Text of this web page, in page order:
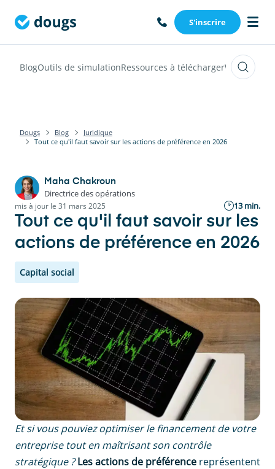
S'inscrire
BlogOutils de simulationRessources à téléchargerWebinars
Dougs Blog
Juridique
Tout ce qu'il faut savoir sur les actions de préférence en 2026
Maha Chakroun
Directrice des opérations
mis à jour le 31 mars 2025 13 min.
Tout ce qu'il faut savoir sur les
actions de préférence en 2026
Capital social
Et si vous pouviez optimiser le financement de votre
entreprise tout en maîtrisant son contrôle
stratégique ? Les actions de préférence représentent